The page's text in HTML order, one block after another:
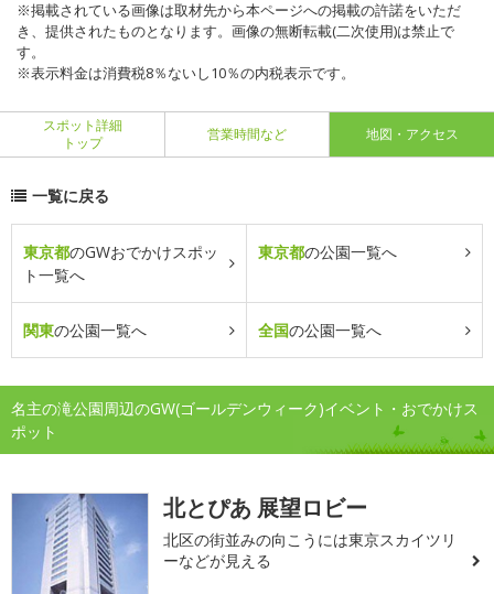
※掲載されている画像は取材先から本ページへの掲載の許諾をいただ
き、提供されたものとなります。画像の無断転載(二次使用)は禁止で
す。
※表示料金は消費税8％ないし10％の内税表示です。
スポット詳細
トップ
営業時間など 地図・アクセス
一覧に戻る
東京都のGWおでかけスポッ
ト一覧へ
東京都の公園一覧へ
関東の公園一覧へ 全国の公園一覧へ
名主の滝公園周辺のGW(ゴールデンウィーク)イベント・おでかけス
ポット
北とぴあ 展望ロビー
北区の街並みの向こうには東京スカイツリ
ーなどが見える